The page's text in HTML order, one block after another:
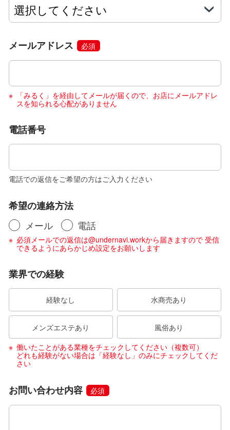
メールアドレス 必須
「みるく」を経由してメールが届くので、お店にメールアドレ
スを知られる心配がありません
電話番号
電話での返信をご希望の方はご入力ください
希望の連絡方法
メール
電話
必須メールでの返信は@undernavi.workから届きますので 受信
できるようにあらかじめ設定をお願いします
業界での経験
経験なし 水商売あり
メンズエステあり
風俗あり
働いたことがある業種をチェックしてください（複数可）
どれも経験がない場合は「経験なし」のみにチェックしてくだ
さい
お問い合わせ内容 必須